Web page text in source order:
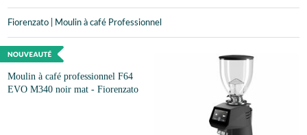
Fiorenzato | Moulin à café Professionnel
Moulin à café professionnel F64
EVO M340 noir mat - Fiorenzato